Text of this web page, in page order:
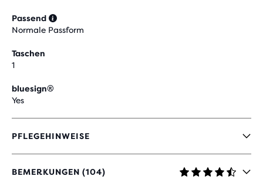
Passend
Normale Passform
Taschen
1
bluesign®
Yes
PFLEGEHINWEISE
BEMERKUNGEN (104)
4.6